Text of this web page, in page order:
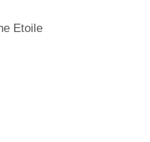
Etoile